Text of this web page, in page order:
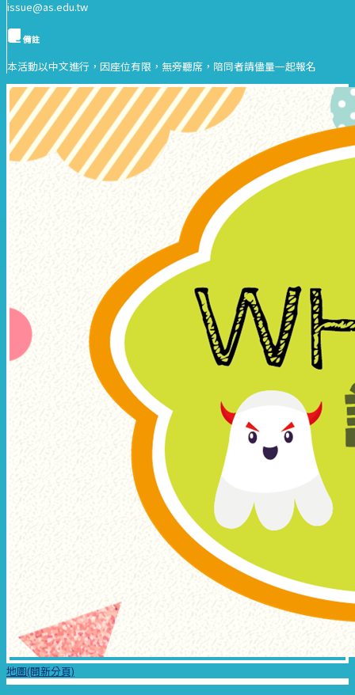
issue@as.edu.tw
備註
本活動以中文進行，因座位有限，無旁聽席，陪同者請儘量一起報名
地圖(開新分頁)